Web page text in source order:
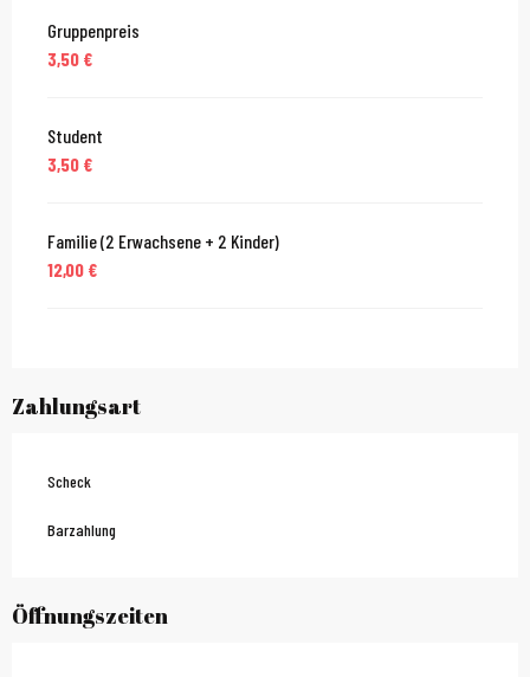
Gruppenpreis
3,50 €
Student
3,50 €
Familie (2 Erwachsene + 2 Kinder)
12,00 €
Zahlungsart
Scheck
Barzahlung
Öffnungszeiten